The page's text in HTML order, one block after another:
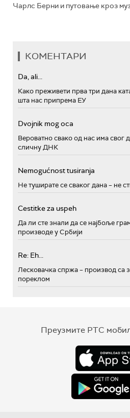
Чарлс Берни и путовање кроз
КОМЕНТАРИ
Da, ali...
Како преживети прва три дана
шта нас припрема ЕУ
Dvojnik mog oca
Вероватно свако од нас има свог
сличну ДНК
Nemogućnost tusiranja
Не туширате се сваког дана – не
Cestitke za uspeh
Да ли сте знали да се најбоље
производе у Србији
Re: Eh...
Лесковачка спржа – производ са
пореклом
Преузмите РТС